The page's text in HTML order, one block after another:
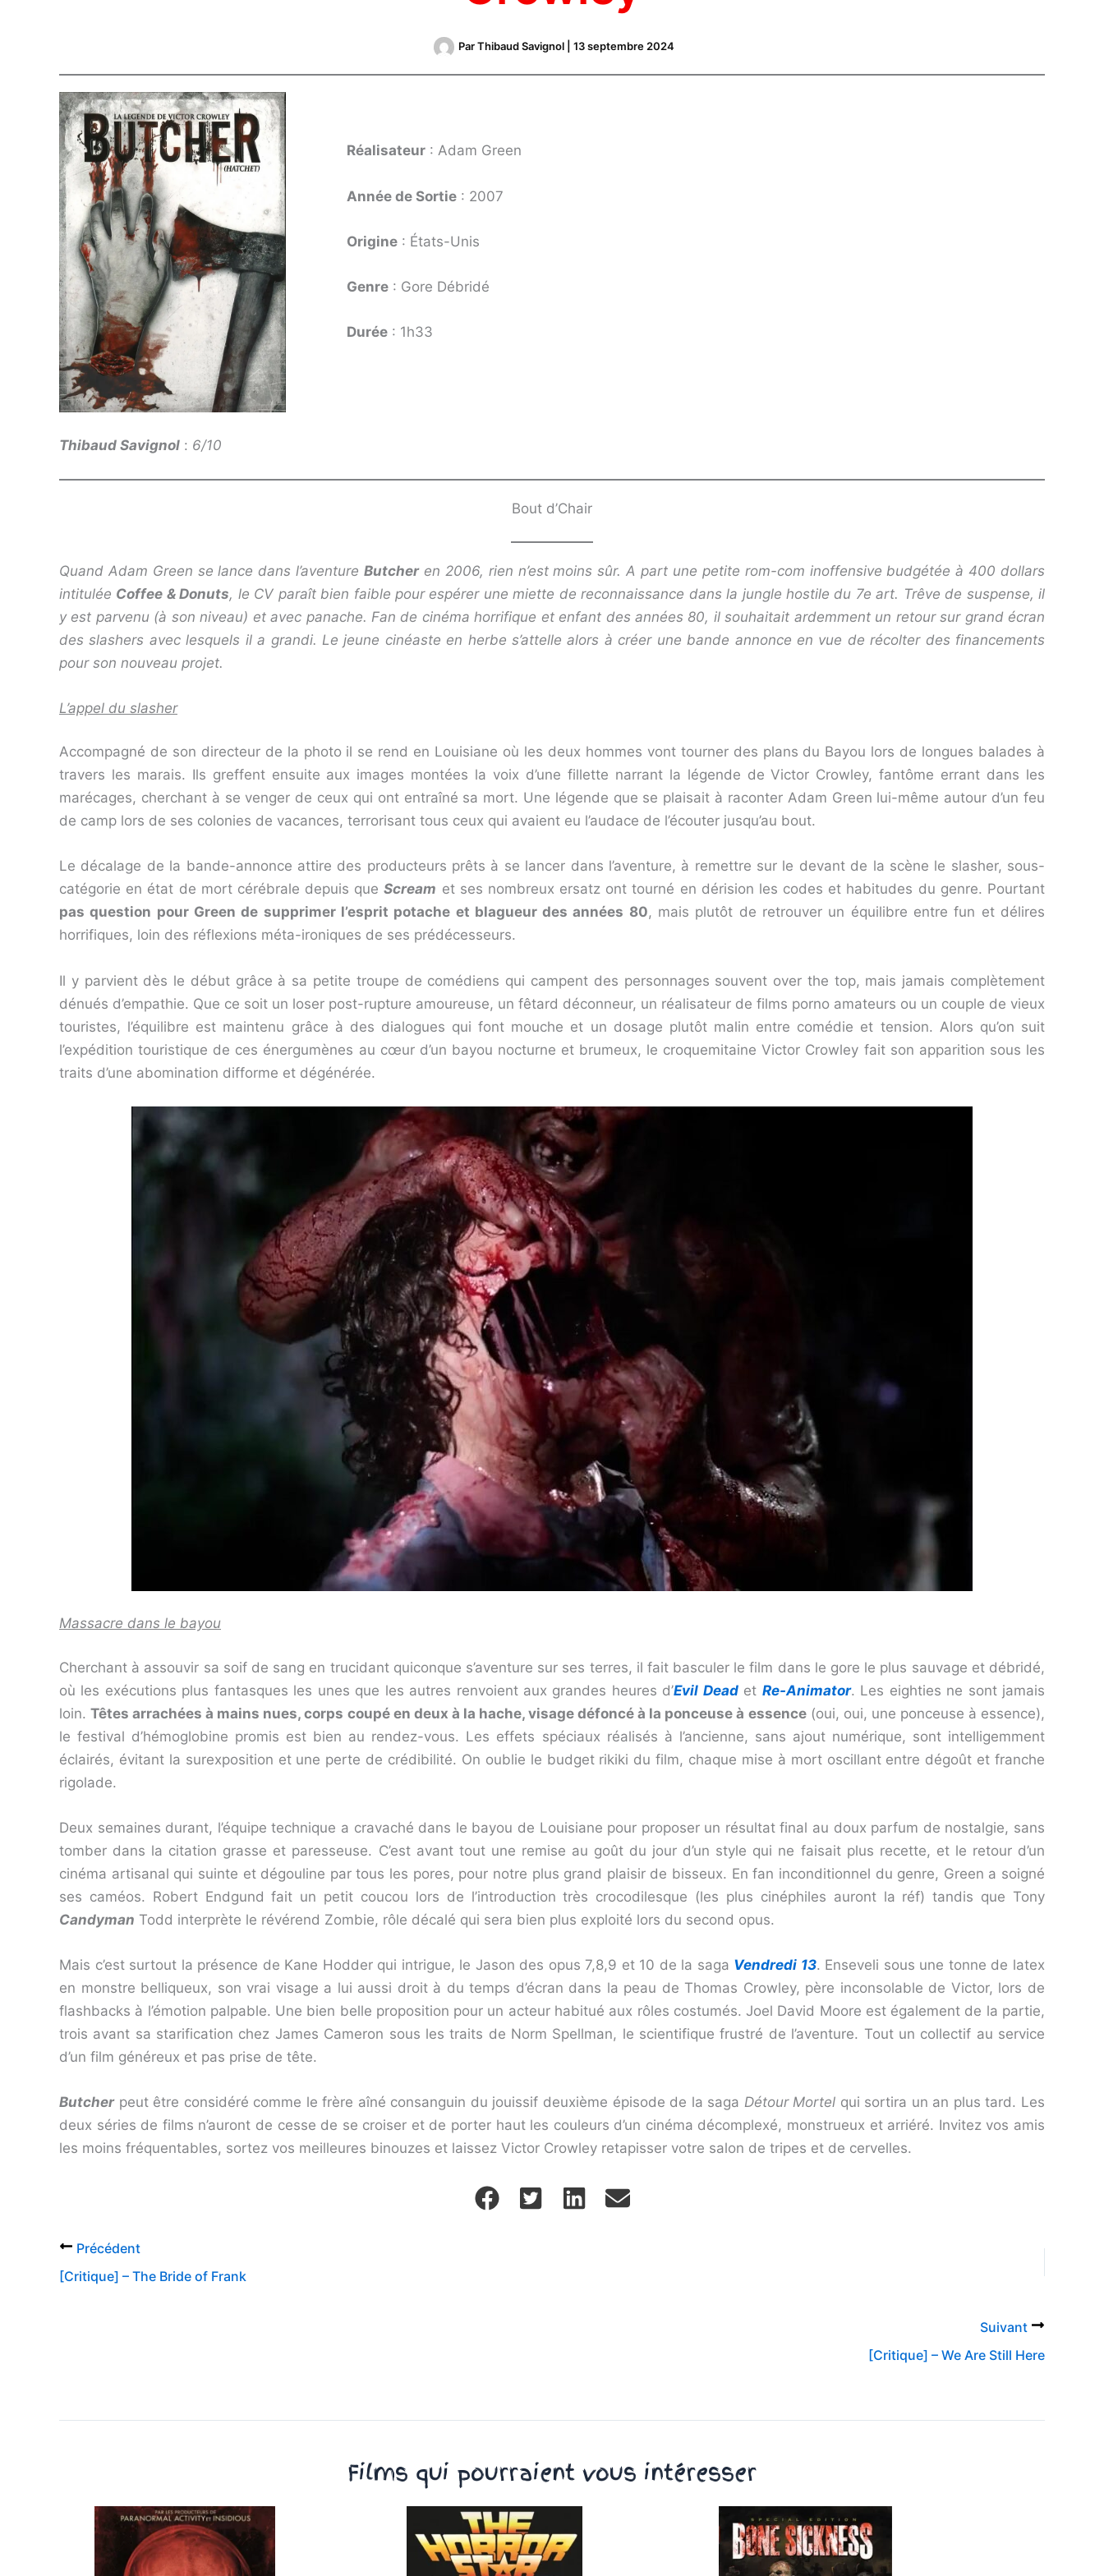
ParThibaud Savignol 13 septembre 2024
Réalisateur: Adam Green
Année de Sortie: 2007
Origine: États-Unis
Genre: Gore Débridé
Durée: 1h33
Thibaud Savignol : 6/10
Bout d’Chair
Quand Adam Green se lance dans l’aventureButcheren 2006, rien n’est moins sûr. A part une petite rom-com inoffensive budgétée à 400 dollars
intitulée Coffee & Donuts, le CV paraît bien faible pour espérer une miette de reconnaissance dans la jungle hostile du 7e art. Trêve de suspense, il
y est parvenu (à son niveau) et avec panache. Fan de cinéma horrifique et enfant des années 80, il souhaitait ardemment un retour sur grand écran
des slashers avec lesquels il a grandi. Le jeune cinéaste en herbe s’attelle alors à créer une bande annonce en vue de récolter des financements
pour son nouveau projet.
L’appel du slasher
Accompagné de son directeur de la photo il se rend en Louisiane où les deux hommes vont tourner des plans du Bayou lors de longues balades à
travers les marais. Ils greffent ensuite aux images montées la voix d’une fillette narrant la légende de Victor Crowley, fantôme errant dans les
marécages, cherchant à se venger de ceux qui ont entraîné sa mort. Une légende que se plaisait à raconter Adam Green lui-même autour d’un feu
de camp lors de ses colonies de vacances, terrorisant tous ceux qui avaient eu l’audace de l’écouter jusqu’au bout.
Le décalage de la bande-annonce attire des producteurs prêts à se lancer dans l’aventure, à remettre sur le devant de la scène le slasher, sous-
catégorie en état de mort cérébrale depuis queScream et ses nombreux ersatz ont tourné en dérision les codes et habitudes du genre. Pourtant
pas question pour Green de supprimer l’esprit potache et blagueur des années 80, mais plutôt de retrouver un équilibre entre fun et délires
horrifiques, loin des réflexions méta-ironiques de ses prédécesseurs.
Il y parvient dès le début grâce à sa petite troupe de comédiens qui campent des personnages souvent over the top, mais jamais complètement
dénués d’empathie. Que ce soit un loser post-rupture amoureuse, un fêtard déconneur, un réalisateur de films porno amateurs ou un couple de vieux
touristes, l’équilibre est maintenu grâce à des dialogues qui font mouche et un dosage plutôt malin entre comédie et tension. Alors qu’on suit
l’expédition touristique de ces énergumènes au cœur d’un bayou nocturne et brumeux, le croquemitaine Victor Crowley fait son apparition sous les
traits d’une abomination difforme et dégénérée.
Massacre dans le bayou
Cherchant à assouvir sa soif de sang en trucidant quiconque s’aventure sur ses terres, il fait basculer le film dans le gore le plus sauvage et débridé,
où les exécutions plus fantasques les unes que les autres renvoient aux grandes heures d’Evil Deadet Re-Animator. Les eighties ne sont jamais
loin.Têtes arrachées à mains nues, corps coupé en deux à la hache, visage défoncé à la ponceuse à essence(oui, oui, une ponceuse à essence),
le festival d’hémoglobine promis est bien au rendez-vous. Les effets spéciaux réalisés à l’ancienne, sans ajout numérique, sont intelligemment
éclairés, évitant la surexposition et une perte de crédibilité. On oublie le budget rikiki du film, chaque mise à mort oscillant entre dégoût et franche
rigolade.
Deux semaines durant, l’équipe technique a cravaché dans le bayou de Louisiane pour proposer un résultat final au doux parfum de nostalgie, sans
tomber dans la citation grasse et paresseuse. C’est avant tout une remise au goût du jour d’un style qui ne faisait plus recette, et le retour d’un
cinéma artisanal qui suinte et dégouline par tous les pores, pour notre plus grand plaisir de bisseux. En fan inconditionnel du genre, Green a soigné
ses caméos. Robert Endgund fait un petit coucou lors de l’introduction très crocodilesque (les plus cinéphiles auront la réf) tandis que Tony
Candyman Todd interprète le révérend Zombie, rôle décalé qui sera bien plus exploité lors du second opus.
Mais c’est surtout la présence de Kane Hodder qui intrigue, le Jason des opus 7,8,9 et 10 de la saga Vendredi 13. Enseveli sous une tonne de latex
en monstre belliqueux, son vrai visage a lui aussi droit à du temps d’écran dans la peau de Thomas Crowley, père inconsolable de Victor, lors de
flashbacks à l’émotion palpable. Une bien belle proposition pour un acteur habitué aux rôles costumés. Joel David Moore est également de la partie,
trois avant sa starification chez James Cameron sous les traits de Norm Spellman, le scientifique frustré de l’aventure. Tout un collectif au service
d’un film généreux et pas prise de tête.
Butcherpeut être considéré comme le frère aîné consanguin du jouissif deuxième épisode de la saga Détour Mortel qui sortira un an plus tard. Les
deux séries de films n’auront de cesse de se croiser et de porter haut les couleurs d’un cinéma décomplexé, monstrueux et arriéré. Invitez vos amis
les moins fréquentables, sortez vos meilleures binouzes et laissez Victor Crowley retapisser votre salon de tripes et de cervelles.
Précédent
[Critique] – The Bride of Frank
Suivant
[Critique] – We Are Still Here
Films qui pourraient vous intéresser